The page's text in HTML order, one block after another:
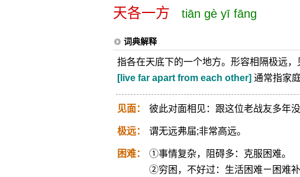
天各一方 tiān gè yī fāng
词典解释
指各在天底下的一个地方。形容相隔极远，
[live far apart from each other] 通常指家
见面： 彼此对面相见：跟这位老战友多年
极远： 谓无远弗届;非常高远。
困难：
①事情复杂，阻碍多：克服困难。
②穷困，不好过：生活困难ㄧ困难补